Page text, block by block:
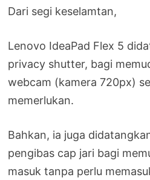
Dari segi keselamtan,
Lenovo IdeaPad Flex 5
privacy shutter, bagi
webcam (kamera 720px)
memerlukan.
Bahkan, ia juga
pengibas cap jari bagi
masuk tanpa perlu